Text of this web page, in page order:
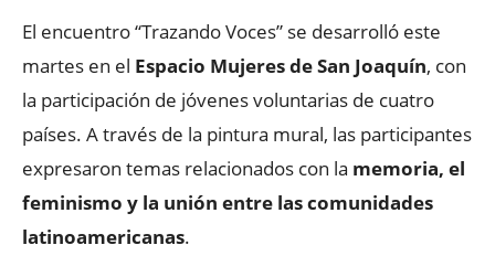
El encuentro “Trazando Voces” se desarrolló este
martes en el Espacio Mujeres de San Joaquín, con
la participación de jóvenes voluntarias de cuatro
países. A través de la pintura mural, las participantes
expresaron temas relacionados con la memoria, el
feminismo y la unión entre las comunidades
latinoamericanas.